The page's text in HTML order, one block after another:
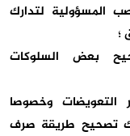
المسؤولية لتدارك
؛
بعض السلوكات
التعويضات وخصوصا
تصحيح طريقة صرف